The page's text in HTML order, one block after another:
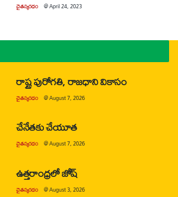
చైతన్యరధం @April 24, 2023
రాష్ట్ర పురోగతి, రాజధాని వికాసం
చైతన్యరధం @August 7, 2026
చేనేతకు చేయూత
చైతన్యరధం @August 7, 2026
ఉత్తరాంధ్రలో జోష్
చైతన్యరధం @August 3, 2026